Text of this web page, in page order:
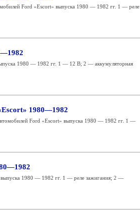
Ford «Escort» выпуска 1980 — 1982 гг. 1 — реле
1980 — 1982 гг. 1 — 12 В; 2 — аккумуляторная
1980—1982
Ford «Escort» выпуска 1980 — 1982 гг. 1 —
1980 — 1982 гг. 1 — реле зажигания; 2 —